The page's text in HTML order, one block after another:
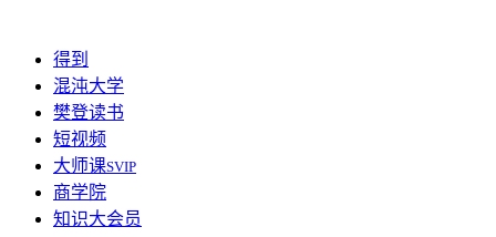
得到
混沌大学
樊登读书
短视频
大师课SVIP
商学院
知识大会员